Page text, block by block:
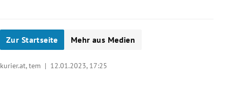
Zur Startseite Mehr aus Medien
kurier.at, tem | 12.01.2023, 17:25